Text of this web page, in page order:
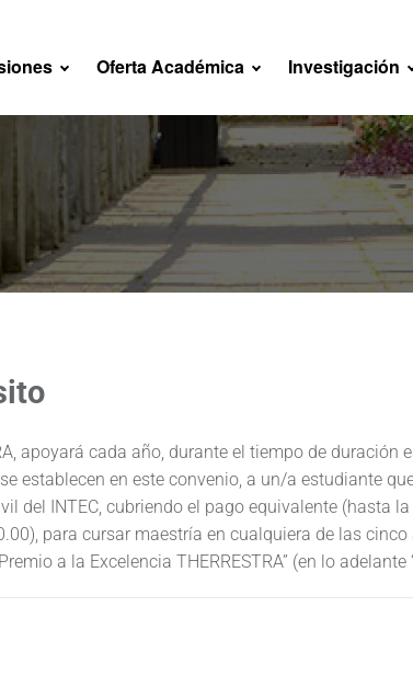
Oferta Académica Investigación
apoyará cada año, durante el tiempo de
establecen en este convenio, a un/a estudiante
del INTEC, cubriendo el pago equivalente (hasta
para cursar maestría en cualquiera de las
a la Excelencia THERRESTRA” (en lo adelante